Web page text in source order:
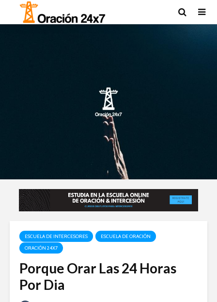
ESCUELA DE INTERCESORES
ESCUELA DE ORACIÓN
ORACIÓN 24X7
Porque Orar Las 24 Horas
Por Dia